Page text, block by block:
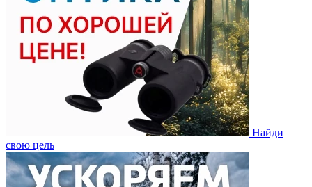
Найди
свою цель